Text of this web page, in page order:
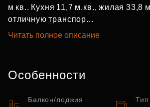
м кв.. Кухня 11,7 м.кв., жилая 33,8
отличную транспор...
Читать полное описание
Особенности
Балкон/лоджия